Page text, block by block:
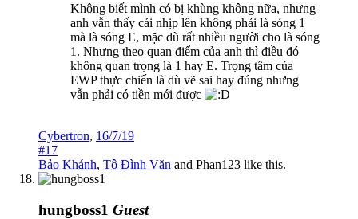
Không biết mình có bị khùng không nữa, nhưng
anh vẫn thấy cái nhịp lên không phải là sóng 1
mà là sóng E, mặc dù rất nhiều người cho là sóng
1. Nhưng theo quan điểm của anh thì điều đó
không quan trọng là 1 hay E. Trọng tâm của
EWP thực chiến là dù vẽ sai hay đúng nhưng
vẫn phải có tiền mới được
Cybertron, 16/7/19
#17
Bảo Khánh, Tô Đình Văn and Phan123 like this.
hungboss1 Guest